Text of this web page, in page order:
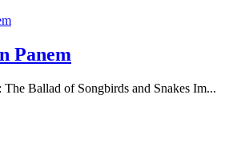
Panem
Ballad of Songbirds and Snakes Im...